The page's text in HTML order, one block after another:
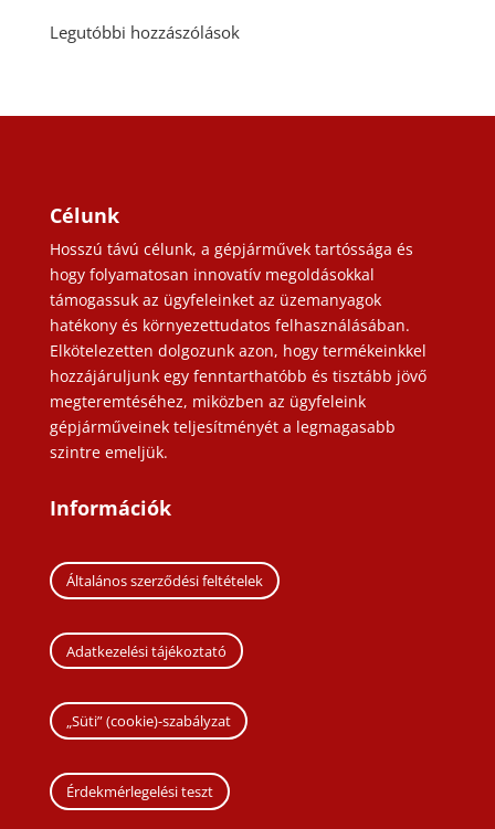
Legutóbbi hozzászólások
Célunk
Hosszú távú célunk, a gépjárművek tartóssága és
hogy folyamatosan innovatív megoldásokkal
támogassuk az ügyfeleinket az üzemanyagok
hatékony és környezettudatos felhasználásában.
Elkötelezetten dolgozunk azon, hogy termékeinkkel
hozzájáruljunk egy fenntarthatóbb és tisztább jövő
megteremtéséhez, miközben az ügyfeleink
gépjárműveinek teljesítményét a legmagasabb
szintre emeljük.
Információk
Általános szerződési feltételek
Adatkezelési tájékoztató
„Süti” (cookie)-szabályzat
Érdekmérlegelési teszt